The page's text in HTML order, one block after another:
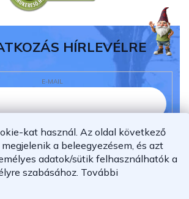
kat használ. Az oldal következő
a beleegyezésem, és azt
adatok/sütik felhasználhatók a
szabásához. További
HÍRLEVÉLRE
E-MAIL
és megértettem azadatvédelmi
nyilatkozatot.